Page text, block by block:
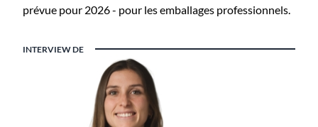
prévue pour 2026 - pour les emballages professionnels.
INTERVIEW DE